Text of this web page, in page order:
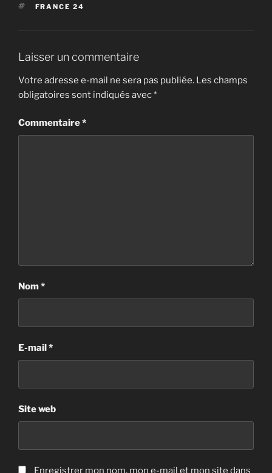
ÉTIQUETTES
FRANCE 24
Laisser un commentaire
Votre adresse e-mail ne sera pas publiée. Les champs
obligatoires sont indiqués avec*
Commentaire*
Nom*
E-mail*
Site web
Enregistrer mon nom, mon e-mail et mon site dans